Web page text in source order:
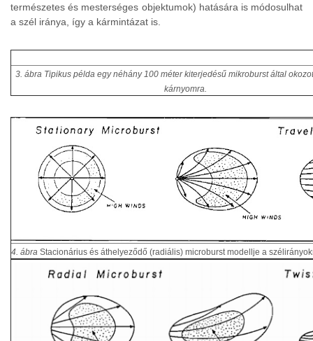
természetes és mesterséges objektumok) hatására is módosulhat
a szél iránya, így a kármintázat is.
3. ábra Tipikus példa egy néhány 100 méter kiterjedésű mikroburst által
kárnyomra.
4. ábra Stacionárius és áthelyeződő (radiális) microburst modellje a